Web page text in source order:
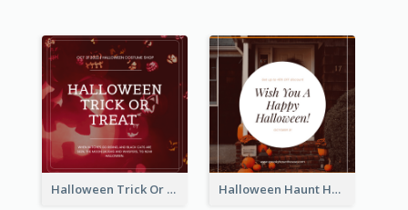
Halloween Trick Or Treat Instagram Post Halloween Haunt House Instagram Post